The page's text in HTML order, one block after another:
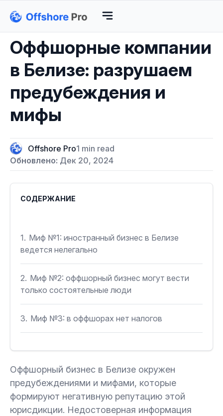
Оффшорные компании
в Белизе: разрушаем
предубеждения и
мифы
Offshore Pro1 min read
Обновлено: Дек 20, 2024
СОДЕРЖАНИЕ
1. Миф №1: иностранный бизнес в Белизе
ведется нелегально
2. Миф №2: оффшорный бизнес могут вести
только состоятельные люди
3. Миф №3: в оффшорах нет налогов
5. Миф №5: владельцы бизнеса скрывают
активы
Оффшорный бизнес в Белизе окружен
предубеждениями и мифами, которые
формируют негативную репутацию этой
юрисдикции. Недостоверная информация